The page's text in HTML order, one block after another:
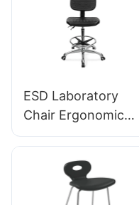
Support
Höjdkontroll 5-
aluminiumbas för
ESD Laboratory
Chair Ergonomic
PU ryggstöddesign
aluminiumbas för
utökat labbarbete